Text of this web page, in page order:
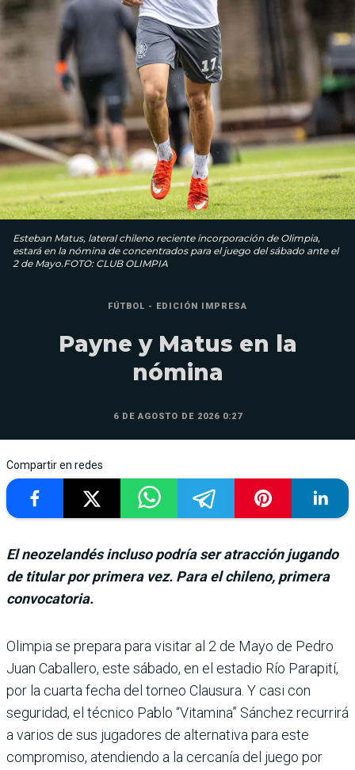
Esteban Matus, lateral chileno reciente incorporación de Olimpia,
estará en la nómina de concentrados para el juego del sábado ante el
2 de Mayo.FOTO: CLUB OLIMPIA
FÚTBOL - EDICIÓN IMPRESA
Payne y Matus en la
nómina
6 DE AGOSTO DE 2026 0:27
Compartir en redes
El neozelandés incluso podría ser atracción jugando
de titular por primera vez. Para el chileno, primera
convocatoria.
Olimpia se pre­para para visi­tar al 2 de Mayo de Pedro
Juan Caballero, este sábado, en el estadio Río Parapití,
por la cuarta fecha del torneo Clausura. Y casi con
seguridad, el técnico Pablo “Vitamina” Sánchez recurrirá
a varios de sus jugadores de alter­nativa para este
compro­miso, atendiendo a la cer­canía del juego por